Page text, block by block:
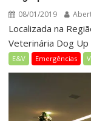
08/01/2019
Localizada na
Veterinária Dog
E&V Emergências